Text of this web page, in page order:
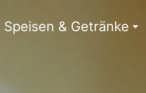
Speisen & Getränke